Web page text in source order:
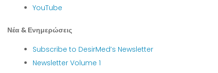
YouTube
Νέα & Ενημερώσεις
Subscribe to DesirMed’s Newsletter
Newsletter Volume 1